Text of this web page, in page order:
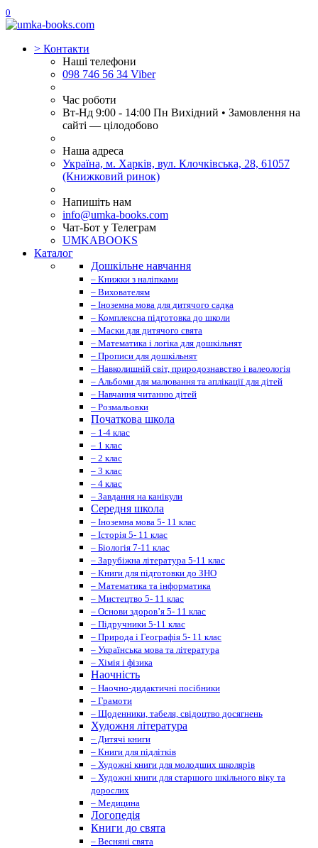
0
> Контакти
Наші телефони
098 746 56 34 Viber
Час роботи
Вт-Нд 9:00 - 14:00 Пн Вихідний • Замовлення на
сайті — цілодобово
Наша адреса
Україна, м. Харків, вул. Клочківська, 28, 61057
(Книжковий ринок)
Напишіть нам
info@umka-books.com
Чат-Бот у Телеграм
UMKABOOKS
Каталог
Дошкільне навчання
– Книжки з наліпками
– Вихователям
– Іноземна мова для дитячого садка
– Комплексна підготовка до школи
– Маски для дитячого свята
– Математика і логіка для дошкільнят
– Прописи для дошкільнят
– Навколишній світ, природознавство і валеологія
– Альбоми для малювання та аплікації для дітей
– Навчання читанню дітей
– Розмальовки
Початкова школа
– 1-4 клас
– 1 клас
– 2 клас
– 3 клас
– 4 клас
– Завдання на канікули
Середня школа
– Іноземна мова 5- 11 клас
– Історія 5- 11 клас
– Біологія 7-11 клас
– Зарубіжна література 5-11 клас
– Книги для підготовки до ЗНО
– Математика та інформатика
– Мистецтво 5- 11 клас
– Основи здоров’я 5- 11 клас
– Підручники 5-11 клас
– Природа і Географія 5- 11 клас
– Українська мова та література
– Хімія і фізика
Наочність
– Наочно-дидактичні посібники
– Грамоти
– Щоденники, табеля, свідоцтво досягнень
Художня література
– Дитячі книги
– Книги для підлітків
– Художні книги для молодших школярів
– Художні книги для старшого шкільного віку та
дорослих
– Медицина
Логопедія
Книги до свята
– Весняні свята